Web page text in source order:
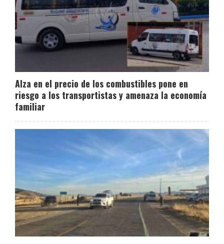
Alza en el precio de los combustibles pone en
riesgo a los transportistas y amenaza la economía
familiar